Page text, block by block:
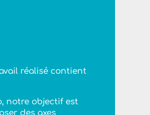
réalisé contient
notre objectif est
des axes